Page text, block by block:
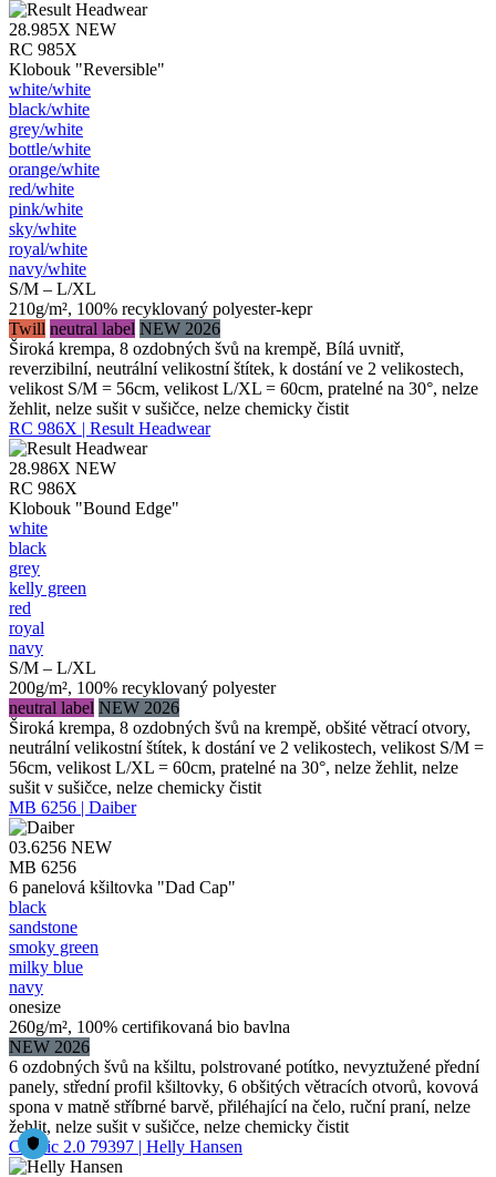
28.985X NEW
RC 985X
Klobouk "Reversible"
white/​white
black/​white
grey/​white
bottle/​white
orange/​white
red/​white
pink/​white
sky/​white
royal/​white
navy/​white
S/M – L/XL
210g/m², 100% recyklovaný polyester-kepr
Twill neutral label NEW 2026
Široká krempa, 8 ozdobných švů na krempě, Bílá uvnitř,
reverzibilní, neutrální velikostní štítek, k dostání ve 2 velikostech,
velikost S/M = 56cm, velikost L/XL = 60cm, pratelné na 30°, nelze
žehlit, nelze sušit v sušičce, nelze chemicky čistit
RC 986X | Result Headwear
28.986X NEW
RC 986X
Klobouk "Bound Edge"
white
black
grey
kelly green
red
royal
navy
S/M – L/XL
200g/m², 100% recyklovaný polyester
neutral label NEW 2026
Široká krempa, 8 ozdobných švů na krempě, obšité větrací otvory,
neutrální velikostní štítek, k dostání ve 2 velikostech, velikost S/M =
56cm, velikost L/XL = 60cm, pratelné na 30°, nelze žehlit, nelze
sušit v sušičce, nelze chemicky čistit
MB 6256 | Daiber
03.6256 NEW
MB 6256
6 panelová kšiltovka "Dad Cap"
black
sandstone
smoky green
milky blue
navy
onesize
260g/m², 100% certifikovaná bio bavlna
NEW 2026
6 ozdobných švů na kšiltu, polstrované potítko, nevyztužené přední
panely, střední profil kšiltovky, 6 obšitých větracích otvorů, kovová
spona v matně stříbrné barvě, přiléhající na čelo, ruční praní, nelze
žehlit, nelze sušit v sušičce, nelze chemicky čistit
Classic 2.0 79397 | Helly Hansen